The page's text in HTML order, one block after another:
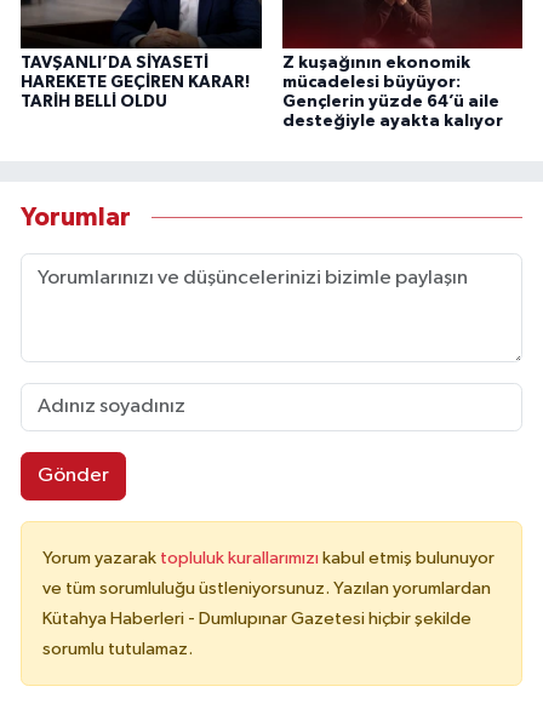
TAVŞANLI’DA SİYASETİ
HAREKETE GEÇİREN KARAR!
TARİH BELLİ OLDU
Z kuşağının ekonomik
mücadelesi büyüyor:
Gençlerin yüzde 64’ü aile
desteğiyle ayakta kalıyor
Yorumlar
Gönder
Yorum yazarak topluluk kurallarımızı kabul etmiş bulunuyor
ve tüm sorumluluğu üstleniyorsunuz. Yazılan yorumlardan
Kütahya Haberleri - Dumlupınar Gazetesi hiçbir şekilde
sorumlu tutulamaz.